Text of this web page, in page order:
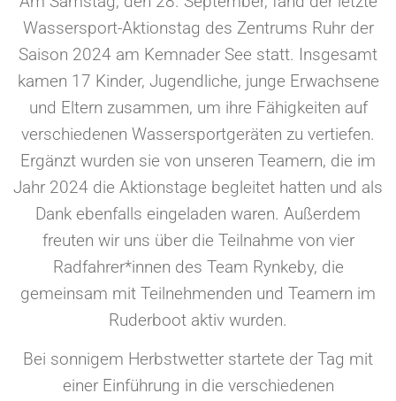
Wassersport-Aktionstag des Zentrums Ruhr der
Saison 2024 am Kemnader See statt. Insgesamt
kamen 17 Kinder, Jugendliche, junge Erwachsene
und Eltern zusammen, um ihre Fähigkeiten auf
verschiedenen Wassersportgeräten zu vertiefen.
Ergänzt wurden sie von unseren Teamern, die im
Jahr 2024 die Aktionstage begleitet hatten und als
Dank ebenfalls eingeladen waren. Außerdem
freuten wir uns über die Teilnahme von vier
Radfahrer*innen des Team Rynkeby, die
gemeinsam mit Teilnehmenden und Teamern im
Ruderboot aktiv wurden.
Bei sonnigem Herbstwetter startete der Tag mit
einer Einführung in die verschiedenen